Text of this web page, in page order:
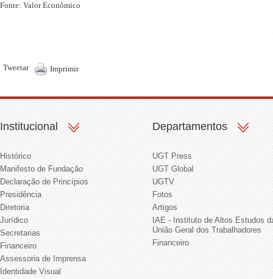
Fonte: Valor Econômico
Tweetar Imprimir
Institucional
Histórico
Manifesto de Fundação
Declaração de Princípios
Presidência
Diretoria
Jurídico
Secretarias
Financeiro
Assessoria de Imprensa
Identidade Visual
Departamentos
UGT Press
UGT Global
UGTV
Fotos
Artigos
IAE - Instituto de Altos Estudos
União Geral dos Trabalhadores
Financeiro